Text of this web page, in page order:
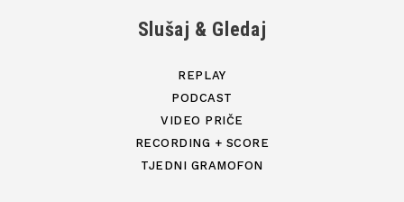
Slušaj & Gledaj
REPLAY
PODCAST
VIDEO PRIČE
RECORDING + SCORE
TJEDNI GRAMOFON